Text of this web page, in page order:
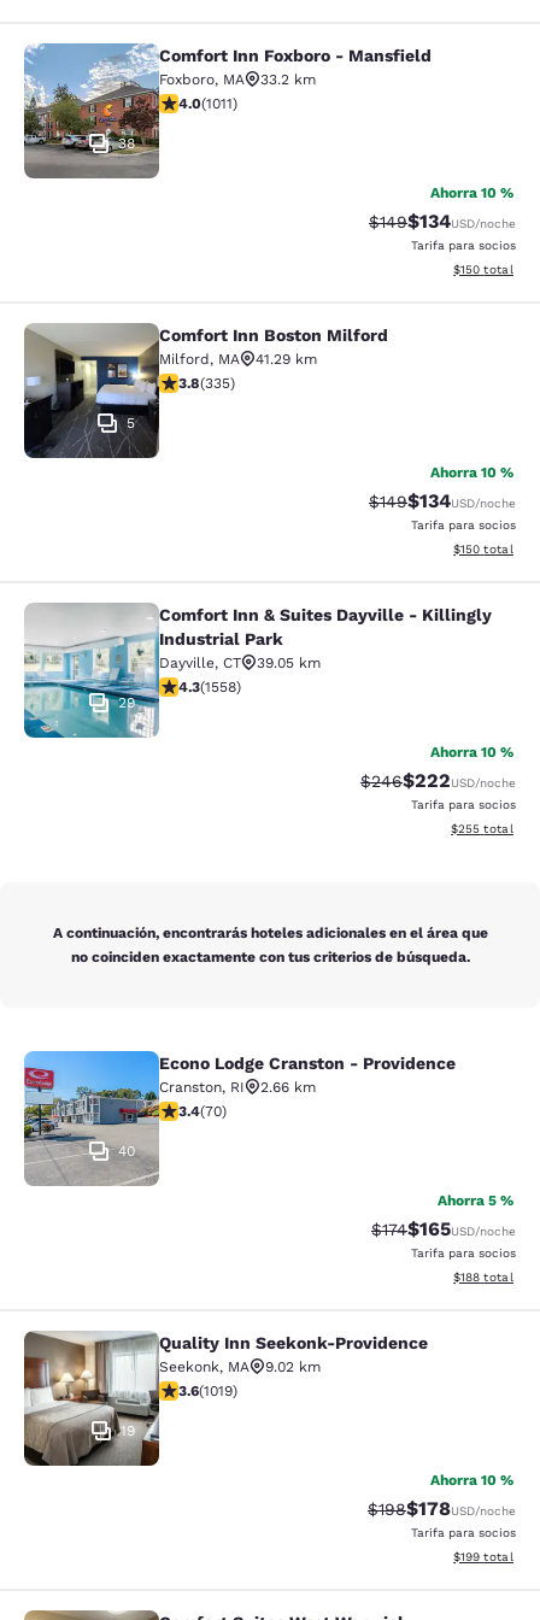
Comfort Inn Foxboro - Mansfield
38
Comfort Inn Foxboro - Mansfield
Foxboro, MA
33.2 km
calificación de 3.99 estrellas. Bueno. 1011 reseñas
4.0(1011)
Ahorra 10 %
Precio tachado:
$149Precio con
$134USD/noche
Tarifa para socios
Ver detalles
$150 total
Comfort Inn Boston Milford
5
Comfort Inn Boston Milford
Milford, MA
41.29 km
calificación de 3.83 estrellas. Bueno. 335 reseñas
3.8(335)
Ahorra 10 %
Precio tachado:
$149Precio con
$134USD/noche
Tarifa para socios
Ver detalles
$150 total
Comfort Inn & Suites Dayville -
29
Comfort Inn & Suites Dayville - Killingly
Industrial Park
Dayville, CT
39.05 km
calificación de 4.27 estrellas. Excelente. 1558 reseñas
4.3(1558)
Ahorra 10 %
Precio tachado:
$246Precio con
$222USD/noche
Tarifa para socios
Ver detalles
$255 total
A continuación, encontrarás hoteles adicionales en el área que
no coinciden exactamente con tus criterios de búsqueda.
Econo Lodge Cranston - Providence
40
Econo Lodge Cranston - Providence
Cranston, RI
2.66 km
calificación de 3.39 estrellas. Bueno. 70 reseñas
3.4(70)
Ahorra 5 %
Precio tachado:
$174Precio con
$165USD/noche
Tarifa para socios
Ver detalles
$188 total
Quality Inn Seekonk-Providence
19
Quality Inn Seekonk-Providence
Seekonk, MA
9.02 km
calificación de 3.56 estrellas. Bueno. 1019 reseñas
3.6(1019)
Ahorra 10 %
Precio tachado:
$198Precio con
$178USD/noche
Tarifa para socios
Ver detalles
$199 total